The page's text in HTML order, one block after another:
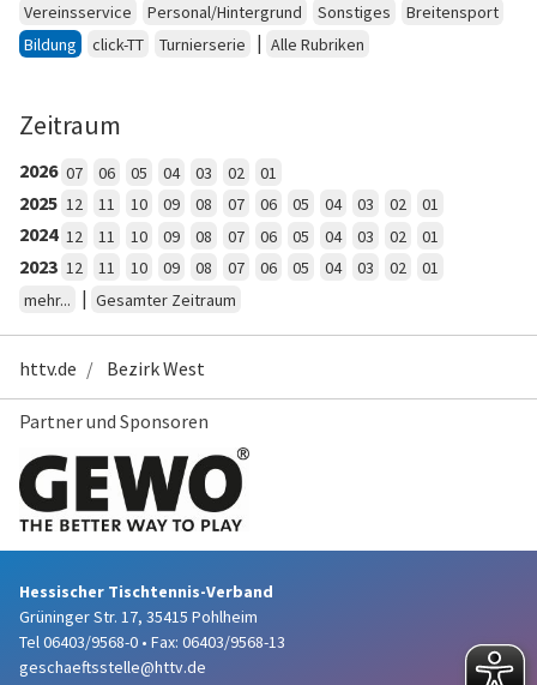
Vereinsservice
Personal/Hintergrund Sonstiges
Breitensport
Bildung
click-TT Turnierserie | Alle Rubriken
Zeitraum
2026 07 06 05 04 03 02 01
2025 12 11 10 09 08 07 06 05 04 03 02 01
2024 12 11 10 09 08 07 06 05 04 03 02 01
2023 12 11 10 09 08 07 06 05 04 03 02
01
mehr...
| Gesamter Zeitraum
httv.de Bezirk West
Partner und Sponsoren
Hessischer Tischtennis-Verband
Grüninger Str. 17, 35415 Pohlheim
Tel 06403/9568-0 • Fax: 06403/9568-13
geschaeftsstelle@httv.de